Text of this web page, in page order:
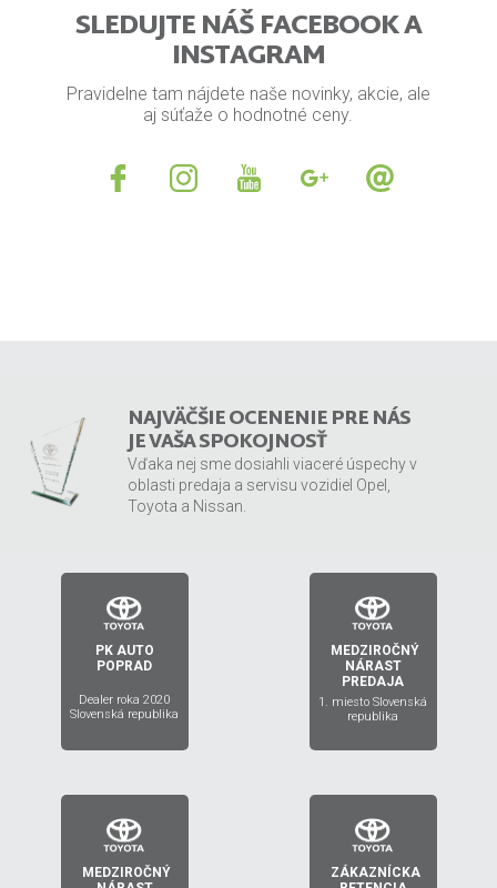
SLEDUJTE NÁŠ FACEBOOK A
INSTAGRAM
Pravidelne tam nájdete naše novinky, akcie, ale
aj súťaže o hodnotné ceny.
NAJVÄČŠIE OCENENIE PRE NÁS
JE VAŠA SPOKOJNOSŤ
Vďaka nej sme dosiahli viaceré úspechy v
oblasti predaja a servisu vozidiel Opel,
Toyota a Nissan.
2020
PK AUTO
POPRAD
Dealer roka 2020
Slovenská republika
2019
MEDZIROČNÝ
NÁRAST
PREDAJA
1. miesto Slovenská
republika
2018
MEDZIROČNÝ
2017
ZÁKAZNÍCKA